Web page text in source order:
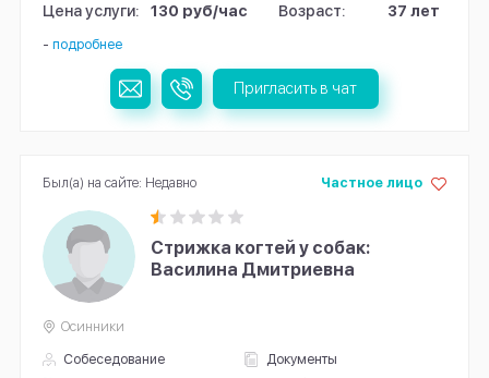
Цена услуги: 130 руб/час Возраст: 37 лет
- подробнее
Пригласить в чат
Стрижка когтей у собак:
Василина Дмитриевна
Собеседование
Документы
Частное лицо
Осинники
Был(а) на сайте: Недавно